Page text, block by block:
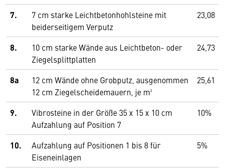
7.
7 cm starke Leichtbetonhohlsteine mit
beiderseitigem Verputz
23,08
8.
10 cm starke Wände aus Leichtbeton- oder
Ziegelsplittplatten
24,73
8a
12 cm Wände ohne Grobputz, ausgenommen
12 cm Ziegelscheidemauern, je m²
25,61
9.
Vibrosteine in der Größe 35 x 15 x 10 cm
Aufzahlung auf Position 7
10%
10.
Aufzahlung auf Positionen 1 bis 8 für
Eiseneinlagen
5%